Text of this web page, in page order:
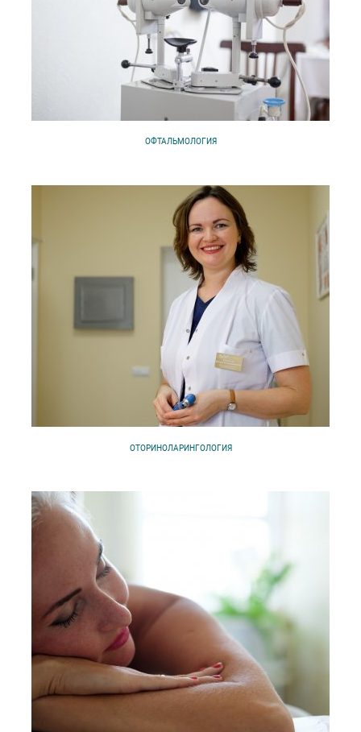
ОФТАЛЬМОЛОГИЯ
ОТОРИНОЛАРИНГОЛОГИЯ